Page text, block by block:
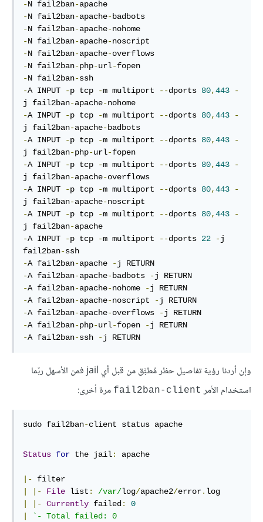
-N fail2ban-
-N fail2ban-apache-
-N fail2ban-apache-
-N fail2ban-apache-
-N fail2ban-apache-
-N fail2ban-php-url-
-N fail2ban-
-A INPUT -p tcp -m multiport --dports 80,443
-
j fail2ban-apache-
-A INPUT -p tcp -m multiport --dports 80,443
-
j fail2ban-apache-
-A INPUT -p tcp -m multiport --dports 80,443
-
j fail2ban-php-url-
-A INPUT -p tcp -m multiport --dports 80,443
-
j fail2ban-apache-
-A INPUT -p tcp -m multiport --dports 80,443
-
j fail2ban-apache-
-A INPUT -p tcp -m multiport --dports 80,443
-
j fail2ban-
-A INPUT -p tcp -m multiport --dports 22 -j
fail2ban-
-A fail2ban-apache -
-A fail2ban-apache-badbots -
-A fail2ban-apache-nohome -
-A fail2ban-apache-noscript -
-A fail2ban-apache-overflows -
-A fail2ban-php-url-fopen -
-A fail2ban-ssh -j RETURN
وإن أردنا رؤية تفاصيل حظر مُطبَّق من قبل أي jail فمن الأسهل ربّما
استخدام الأمر fail2ban-client مرة أخرى:
sudo fail2ban-client status apache
Status for the jail: apache
|-
|- File list : /var/log/apache2/error.
|- Currently failed:
0
`- Total failed: 0